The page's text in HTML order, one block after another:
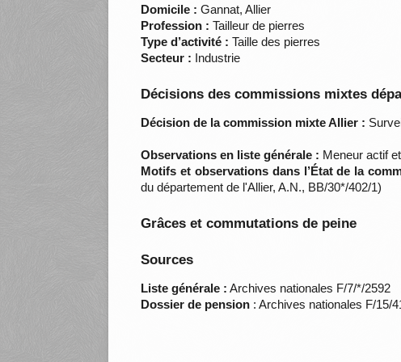
Domicile : Gannat, Allier
Profession : Tailleur de pierres
Type d’activité : Taille des pierres
Secteur : Industrie
Décisions des commissions mixtes
Décision de la commission mixte Allier :
Observations en liste générale : Meneur actif
Motifs et observations dans l’État de la
du département de l'Allier, A.N., BB/30*/402/1)
Grâces et commutations de peine
Sources
Liste générale : Archives nationales F/7/*/2592
Dossier de pension : Archives nationales F/15/